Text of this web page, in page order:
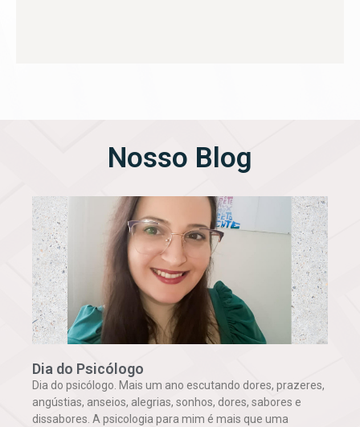
Nosso Blog
Dia do Psicólogo
Dia do psicólogo. Mais um ano escutando dores, prazeres,
angústias, anseios, alegrias, sonhos, dores, sabores e
dissabores. A psicologia para mim é mais que uma